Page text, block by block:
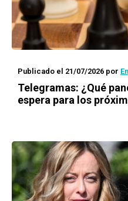
Publicado el 21/07/2026 por
Telegramas: ¿Qué
espera para los